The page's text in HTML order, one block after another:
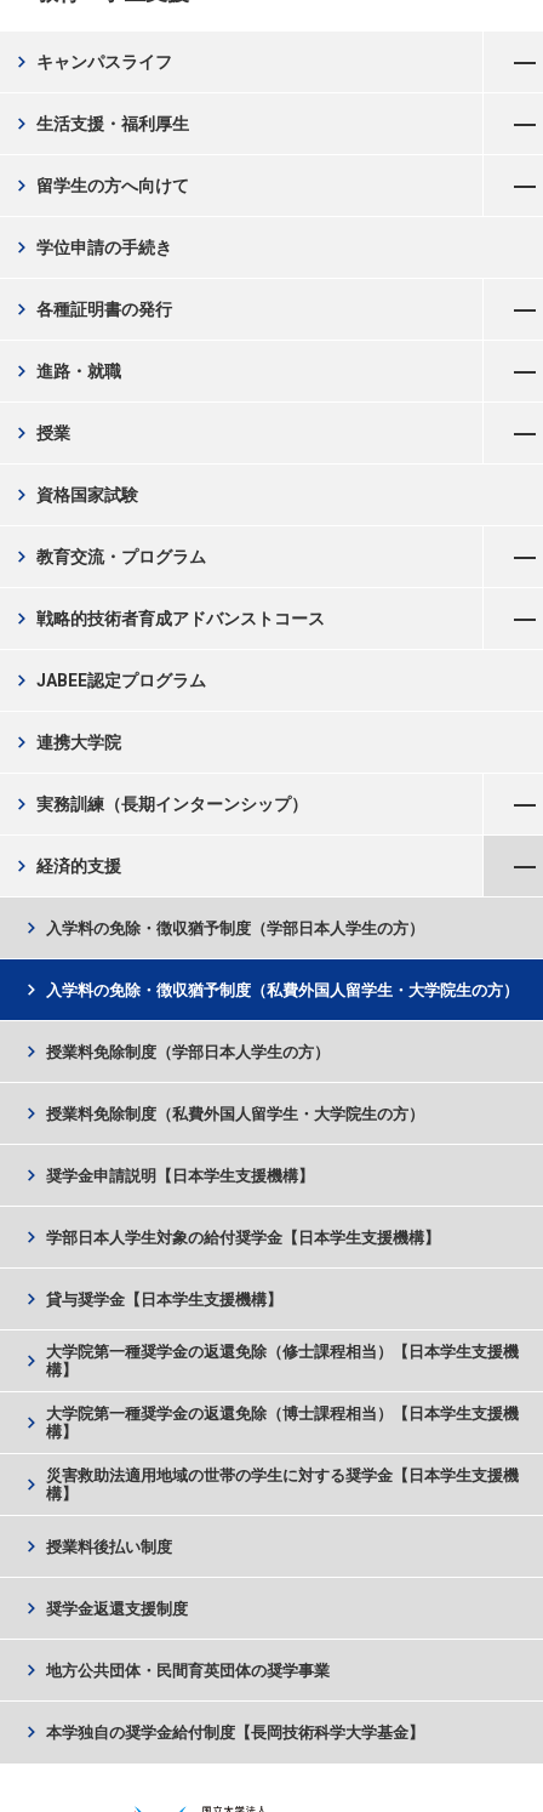
キャンパスライフ
chevron_right
生活支援・福利厚生
chevron_right
留学生の方へ向けて
chevron_right
学位申請の手続き
chevron_right
各種証明書の発行
chevron_right
進路・就職
chevron_right
授業
chevron_right
資格国家試験
chevron_right
教育交流・プログラム
chevron_right
戦略的技術者育成アドバンストコース
chevron_right
JABEE認定プログラム
chevron_right
連携大学院
chevron_right
実務訓練（長期インターンシップ）
chevron_right
経済的支援
chevron_right
入学料の免除・徴収猶予制度（学部日本人学生の方）
chevron_right
入学料の免除・徴収猶予制度（私費外国人留学生・大学院生の方）
chevron_right
授業料免除制度（学部日本人学生の方）
chevron_right
授業料免除制度（私費外国人留学生・大学院生の方）
chevron_right
奨学金申請説明【日本学生支援機構】
chevron_right
学部日本人学生対象の給付奨学金【日本学生支援機構】
chevron_right
貸与奨学金【日本学生支援機構】
chevron_right
大学院第一種奨学金の返還免除（修士課程相当）【日本学生支援機
構】
chevron_right
大学院第一種奨学金の返還免除（博士課程相当）【日本学生支援機
構】
chevron_right
災害救助法適用地域の世帯の学生に対する奨学金【日本学生支援機
構】
chevron_right
授業料後払い制度
chevron_right
奨学金返還支援制度
chevron_right
地方公共団体・民間育英団体の奨学事業
chevron_right
本学独自の奨学金給付制度【長岡技術科学大学基金】
chevron_right